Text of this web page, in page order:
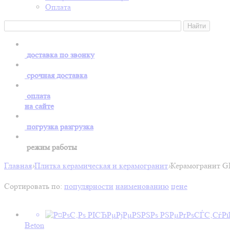
Оплата
доставка по звонку
срочная доставка
оплата
на сайте
погрузка разгрузка
режим работы
Главная›Плитка керамическая и керамогранит›Керамогранит
Сортировать по: популярности наименованию цене
Beton